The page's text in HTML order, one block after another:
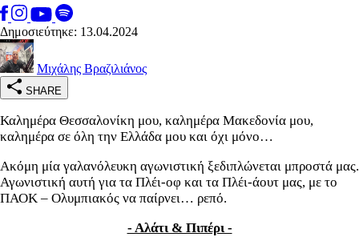
Δημοσιεύτηκε: 13.04.2024
Μιχάλης Βραζιλιάνος
SHARE
Καλημέρα Θεσσαλονίκη μου, καλημέρα Μακεδονία μου,
καλημέρα σε όλη την Ελλάδα μου και όχι μόνο…
Ακόμη μία γαλανόλευκη αγωνιστική ξεδιπλώνεται μπροστά μας.
Αγωνιστική αυτή για τα Πλέι-οφ και τα Πλέι-άουτ μας, με το
ΠΑΟΚ – Ολυμπιακός να παίρνει… ρεπό.
- Αλάτι & Πιπέρι -